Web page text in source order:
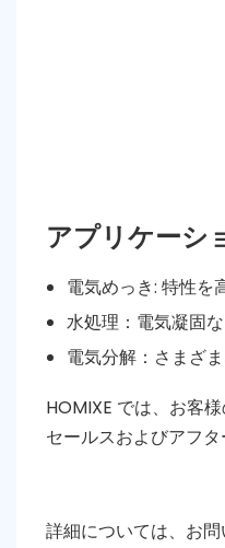
アプリケーシ
電気めっき: 特性を
水処理：電気凝固
電気分解：さまざ
HOMIXE では、お客
セールスおよびアフ
詳細については、お問